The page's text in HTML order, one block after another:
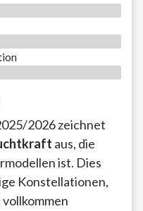
2026 zeichnet
aus, die
ist. Dies
Konstellationen,